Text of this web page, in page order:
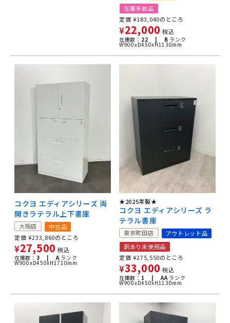
在庫多数品
定価 ¥183,040のところ
¥22,000 税込
在庫数： 22 | B ランク
W900xD450xH1130mm
コクヨ エディアシリーズ 両
開きラテラル上下書庫
大阪店
中古品
定価 ¥233,860のところ
¥27,500 税込
在庫数： 3 | A ランク
W900xD450xH1710mm
★2025年製★
コクヨ エディアシリーズ ラ
テラル書庫
東京町田店
アウトレット品
訳あり未使用品
定価 ¥275,550のところ
¥33,000 税込
在庫数： 1 | AA ランク
W900xD450xH1130mm